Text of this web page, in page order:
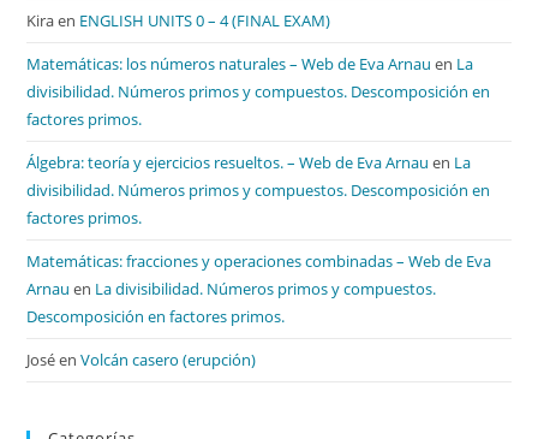
Kiraen ENGLISH UNITS 0 – 4 (FINAL EXAM)
Matemáticas: los números naturales – Web de Eva Arnau en La
divisibilidad. Números primos y compuestos. Descomposición en
factores primos.
Álgebra: teoría y ejercicios resueltos. – Web de Eva Arnau en La
divisibilidad. Números primos y compuestos. Descomposición en
factores primos.
Matemáticas: fracciones y operaciones combinadas – Web de Eva
Arnau en La divisibilidad. Números primos y compuestos.
Descomposición en factores primos.
JoséenVolcán casero (erupción)